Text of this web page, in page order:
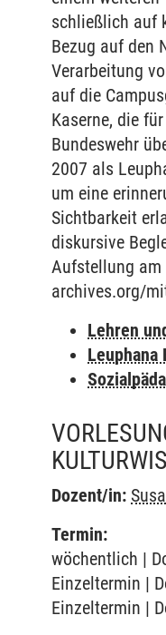
schließlich auf
Bezug auf den
Verarbeitung
auf die
Kaserne, die
Bundeswehr
2007 als
um eine
Sichtbarkeit
diskursive
Aufstellung
archives.org/
Lehren
Leuphana
Dozent/in:
Termin:
wöchentlich |
Einzeltermin |
Einzeltermin |